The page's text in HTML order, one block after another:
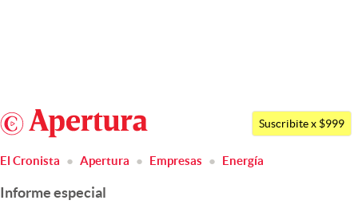
Argentina
Members
Economía y Política
Finanzas y Mercados
Suscribite x $999
El Cronista Apertura Empresas Energía
Informe especial